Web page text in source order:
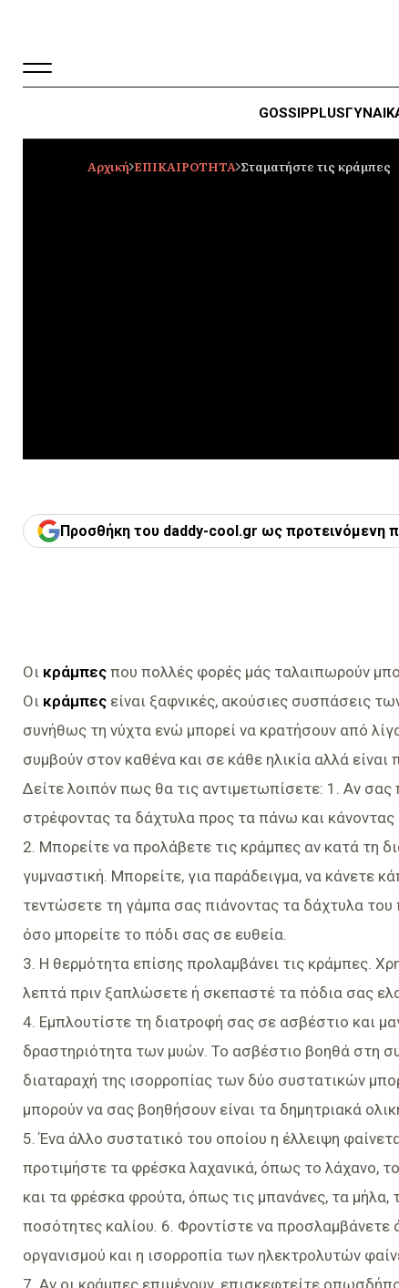
GOSSIPPLUS
Αρχική ΕΠΙΚΑΙΡΟΤΗΤΑ Σταματήστε τις κράμπες
Προσθήκη του daddy-cool.gr ως προτεινόμενη
Οι κράμπες που πολλές φορές μάς ταλαιπωρούν
Οι κράμπες είναι ξαφνικές, ακούσιες συσπάσεις
συνήθως τη νύχτα ενώ μπορεί να κρατήσουν από
συμβούν στον καθένα και σε κάθε ηλικία αλλά
Δείτε λοιπόν πως θα τις αντιμετωπίσετε: 1. Αν σας
στρέφοντας τα δάχτυλα προς τα πάνω και
2. Μπορείτε να προλάβετε τις κράμπες αν κατά τη
γυμναστική. Μπορείτε, για παράδειγμα, να κάνετε
τεντώσετε τη γάμπα σας πιάνοντας τα δάχτυλα
όσο μπορείτε το πόδι σας σε ευθεία.
3. Η θερμότητα επίσης προλαμβάνει τις κράμπες.
λεπτά πριν ξαπλώσετε ή σκεπαστέ τα πόδια σας
4. Εμπλουτίστε τη διατροφή σας σε ασβέστιο και
δραστηριότητα των μυών. Το ασβέστιο βοηθά στη
διαταραχή της ισορροπίας των δύο συστατικών
μπορούν να σας βοηθήσουν είναι τα δημητριακά
5. Ένα άλλο συστατικό του οποίου η έλλειψη
προτιμήστε τα φρέσκα λαχανικά, όπως το λάχανο,
και τα φρέσκα φρούτα, όπως τις μπανάνες, τα μήλα,
ποσότητες καλίου. 6. Φροντίστε να
οργανισμού και η ισορροπία των ηλεκτρολυτών
7. Αν οι κράμπες επιμένουν, επισκεφτείτε